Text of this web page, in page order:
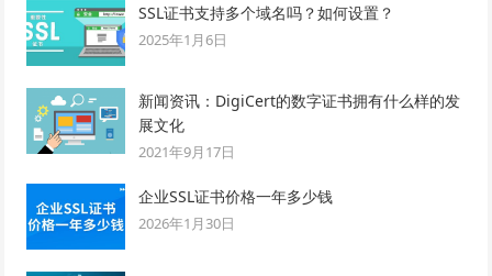
SSL证书支持多个域名吗？如何设置？
2025年1月6日
新闻资讯：DigiCert的数字证书拥有什么样的发
展文化
2021年9月17日
企业SSL证书价格一年多少钱
2026年1月30日